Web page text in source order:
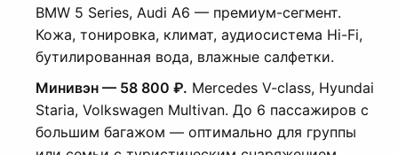
BMW 5 Series, Audi A6 — премиум-сегмент.
Кожа, тонировка, климат, аудиосистема Hi-Fi,
бутилированная вода, влажные салфетки.
Минивэн — 58 800 ₽. Mercedes V-class, Hyundai
Staria, Volkswagen Multivan. До 6 пассажиров с
большим багажом — оптимально для группы